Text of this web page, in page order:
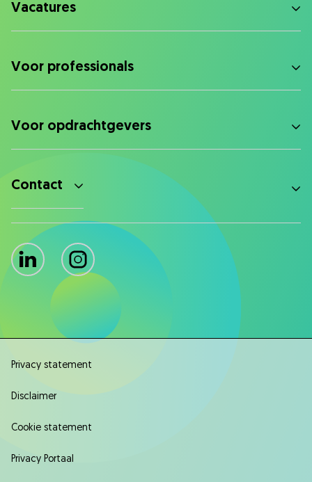
Vacatures
Voor professionals
Voor opdrachtgevers
Contact
LinkedIn Instagram
Privacy statement
Disclaimer
Cookie statement
Privacy Portaal